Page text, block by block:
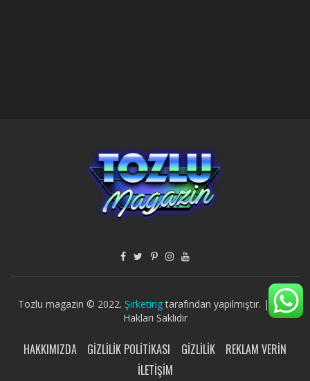
Tozlu magazin © 2022. Şirketingtarafından yapılmıştır. | Tüm
Hakları Saklıdır
HAKKIMIZDA GIZLILIK POLITIKASI GIZLILIK
REKLAM VERIN
İLETIŞIM